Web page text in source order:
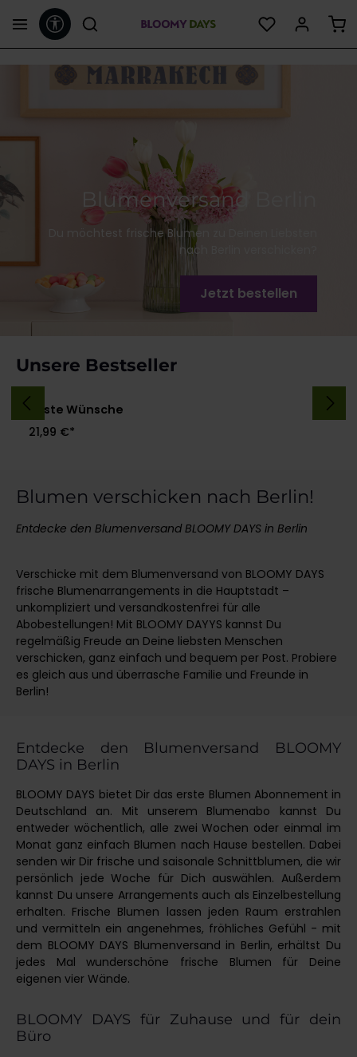
springenWerkzeugleiste anzeigen
Blumenversand Berlin
Du möchtest frische Blumen zu Deinen Liebsten
nach Berlin verschicken?
Jetzt bestellen
Produktgalerie überspringen
Unsere Bestseller
Beste Wünsche
21,99 €*
Blumen verschicken nach Berlin!
Entdecke den Blumenversand BLOOMY DAYS in Berlin
Verschicke mit dem Blumenversand von BLOOMY DAYS
frische Blumenarrangements in die Hauptstadt –
unkompliziert und versandkostenfrei für alle
Abobestellungen! Mit BLOOMY DAYYS kannst Du
regelmäßig Freude an Deine liebsten Menschen
verschicken, ganz einfach und bequem per Post. Probiere
es gleich aus und überrasche Familie und Freunde in
Berlin!
Entdecke den Blumenversand BLOOMY
DAYS in Berlin
BLOOMY DAYS bietet Dir das erste Blumen Abonnement in
Deutschland an. Mit unserem Blumenabo kannst Du
entweder wöchentlich, alle zwei Wochen oder einmal im
Monat ganz einfach Blumen nach Hause bestellen. Dabei
senden wir Dir frische und saisonale Schnittblumen, die wir
persönlich jede Woche für Dich auswählen. Außerdem
kannst Du unsere Arrangements auch als Einzelbestellung
erhalten. Frische Blumen lassen jeden Raum erstrahlen
und vermitteln ein angenehmes, fröhliches Gefühl - mit
dem BLOOMY DAYS Blumenversand in Berlin, erhältst Du
jedes Mal wunderschöne frische Blumen für Deine
eigenen vier Wände.
BLOOMY DAYS für Zuhause und für dein
Büro